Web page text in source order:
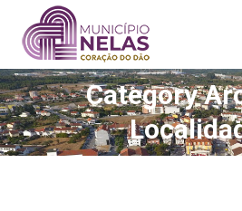
Category
You are